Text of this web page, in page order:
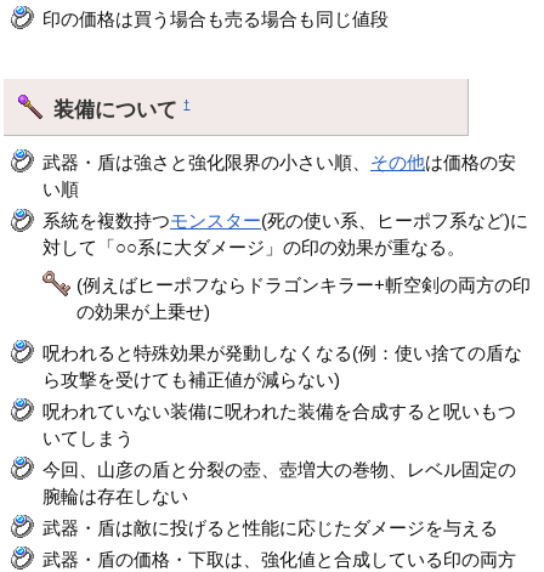
印の価格は買う場合も売る場合も同じ値段
装備について†
武器・盾は強さと強化限界の小さい順、 その他は価格の安
い順
系統を複数持つモンスター(死の使い系、ヒーポフ系など)に
対して「○○系に大ダメージ」の印の効果が重なる。
(例えばヒーポフならドラゴンキラー+斬空剣の両方の印
の効果が上乗せ)
呪われると特殊効果が発動しなくなる(例：使い捨ての盾な
ら攻撃を受けても補正値が減らない)
呪われていない装備に呪われた装備を合成すると呪いもつ
いてしまう
今回、山彦の盾と分裂の壺、壺増大の巻物、レベル固定の
腕輪は存在しない
武器・盾は敵に投げると性能に応じたダメージを与える
武器・盾の価格・下取は、強化値と合成している印の両方